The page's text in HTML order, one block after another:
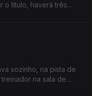
o título, haverá três
sozinho, na pista de
na sala de